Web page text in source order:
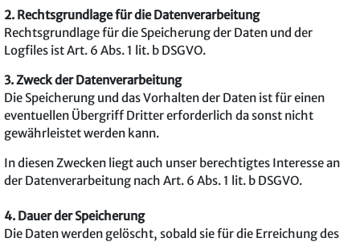
2. Rechtsgrundlage für die Datenverarbeitung
Rechtsgrundlage für die Speicherung der Daten und der
Logfiles ist Art. 6 Abs. 1 lit. b DSGVO.
3. Zweck der Datenverarbeitung
Die Speicherung und das Vorhalten der Daten ist für einen
eventuellen Übergriff Dritter erforderlich da sonst nicht
gewährleistet werden kann.
In diesen Zwecken liegt auch unser berechtigtes Interesse an
der Datenverarbeitung nach Art. 6 Abs. 1 lit. b DSGVO.
4. Dauer der Speicherung
Die Daten werden gelöscht, sobald sie für die Erreichung des